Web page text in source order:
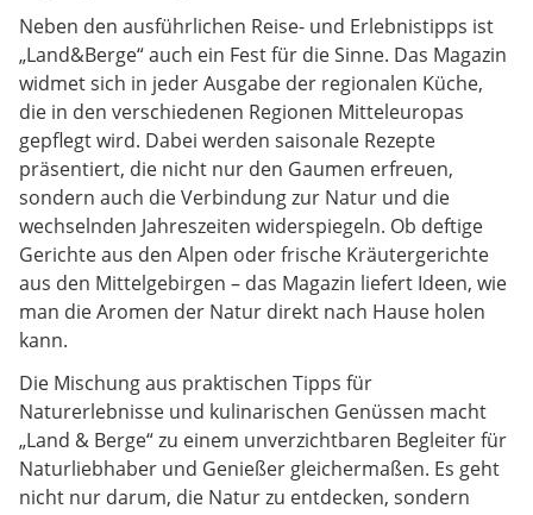
Neben den ausführlichen Reise- und Erlebnistipps ist
„Land&Berge“ auch ein Fest für die Sinne. Das Magazin
widmet sich in jeder Ausgabe der regionalen Küche,
die in den verschiedenen Regionen Mitteleuropas
gepflegt wird. Dabei werden saisonale Rezepte
präsentiert, die nicht nur den Gaumen erfreuen,
sondern auch die Verbindung zur Natur und die
wechselnden Jahreszeiten widerspiegeln. Ob deftige
Gerichte aus den Alpen oder frische Kräutergerichte
aus den Mittelgebirgen – das Magazin liefert Ideen, wie
man die Aromen der Natur direkt nach Hause holen
kann.
Die Mischung aus praktischen Tipps für
Naturerlebnisse und kulinarischen Genüssen macht
„Land & Berge“ zu einem unverzichtbaren Begleiter für
Naturliebhaber und Genießer gleichermaßen. Es geht
nicht nur darum, die Natur zu entdecken, sondern